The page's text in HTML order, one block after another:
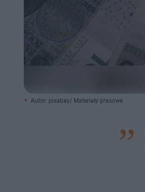
Autor: pixabay/ Materiały prasowe